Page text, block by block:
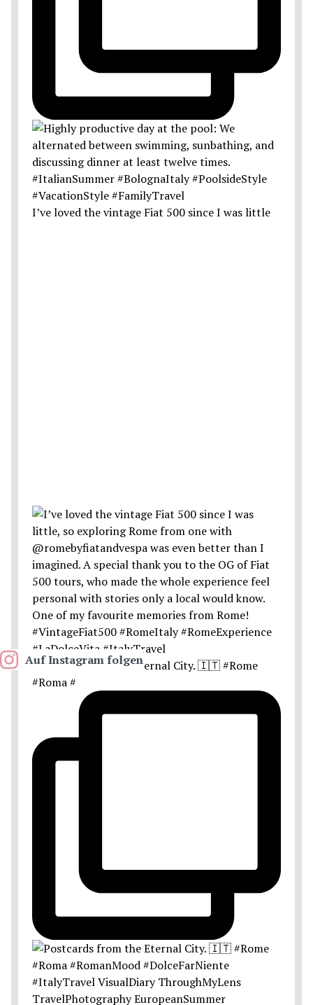
I’ve loved the vintage Fiat 500 since I was little
Postcards from the Eternal City. 🇮🇹 #Rome
#Roma #
Auf Instagram folgen